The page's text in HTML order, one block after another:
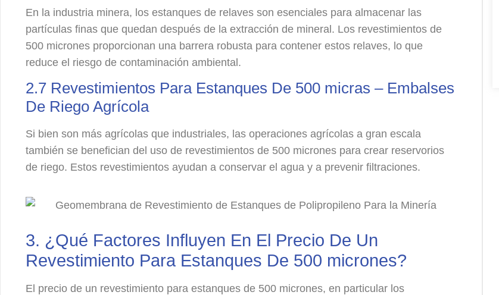
En la industria minera, los estanques de relaves son esenciales para almacenar las
partículas finas que quedan después de la extracción de mineral. Los revestimientos de
500 micrones proporcionan una barrera robusta para contener estos relaves, lo que
reduce el riesgo de contaminación ambiental.
2.7 Revestimientos Para Estanques De 500 micras – Embalses
De Riego Agrícola
Si bien son más agrícolas que industriales, las operaciones agrícolas a gran escala
también se benefician del uso de revestimientos de 500 micrones para crear reservorios
de riego. Estos revestimientos ayudan a conservar el agua y a prevenir filtraciones.
3. ¿Qué Factores Influyen En El Precio De Un
Revestimiento Para Estanques De 500 micrones?
El precio de un revestimiento para estanques de 500 micrones, en particular los